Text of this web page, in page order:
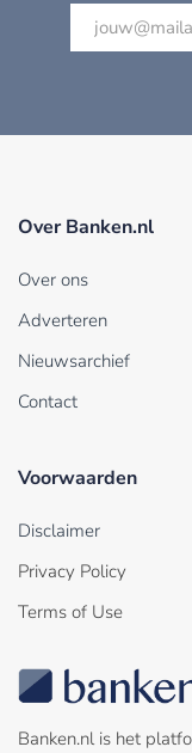
Over Banken.nl
Over ons
Adverteren
Nieuwsarchief
Contact
Voorwaarden
Disclaimer
Privacy Policy
Terms of Use
Banken.nl is het